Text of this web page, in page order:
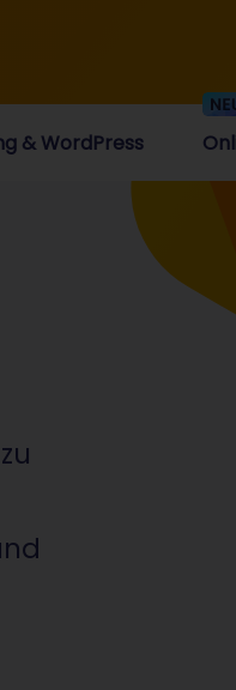
& WordPress